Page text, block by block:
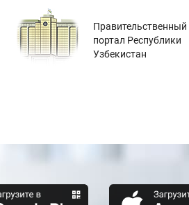
Правительственный
портал Республики
Узбекистан